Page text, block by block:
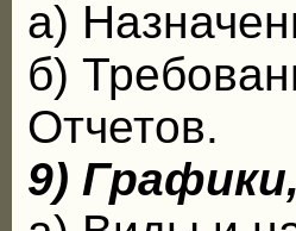
а)
б)
Отчетов.
9)